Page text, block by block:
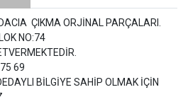
ÇIKMA ORJİNAL PARÇALARI.
NO:74
69
BİLGİYE SAHİP OLMAK İÇİN